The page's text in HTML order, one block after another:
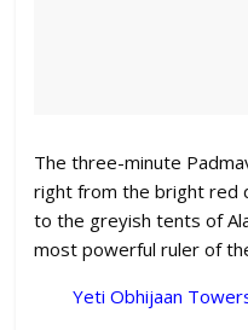
The three-minute
right from the bright red
to the greyish tents of
most powerful ruler of
Yeti Obhijaan